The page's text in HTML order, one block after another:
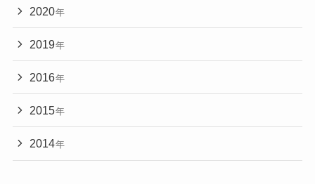
2020年
2019年
2016年
2015年
2014年